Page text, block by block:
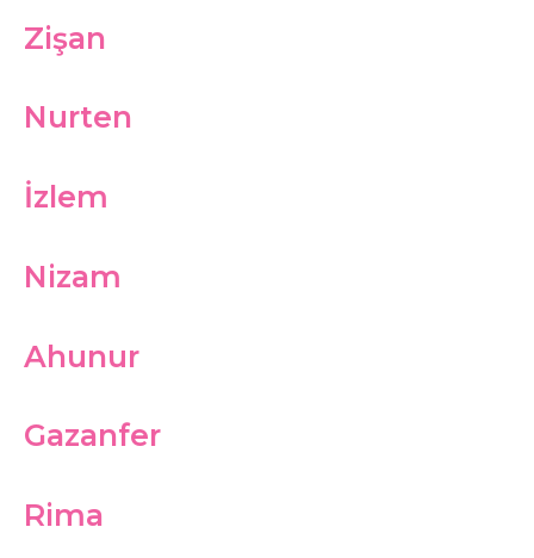
Zişan
Nurten
İzlem
Nizam
Ahunur
Gazanfer
Rima